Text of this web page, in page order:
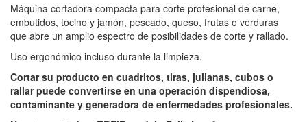
Máquina cortadora compacta para corte profesional de carne,
embutidos, tocino y jamón, pescado, queso, frutas o verduras
que abre un amplio espectro de posibilidades de corte y rallado.
Uso ergonómico incluso durante la limpieza.
Cortar su producto en cuadritos, tiras, julianas, cubos o
rallar puede convertirse en una operación dispendiosa,
contaminante y generadora de enfermedades profesionales.